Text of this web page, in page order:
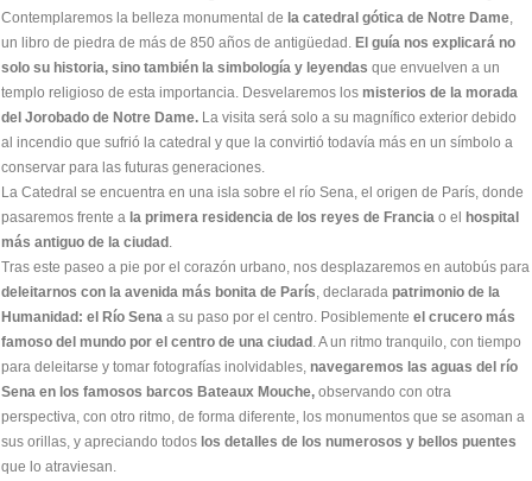
Contemplaremos la belleza monumental de la catedral gótica de Notre Dame,
un libro de piedra de más de 850 años de antigüedad. El guía nos explicará no
solo su historia, sino también la simbología y leyendas que envuelven a un
templo religioso de esta importancia. Desvelaremos los misterios de la morada
del Jorobado de Notre Dame. La visita será solo a su magnífico exterior debido
al incendio que sufrió la catedral y que la convirtió todavía más en un símbolo a
conservar para las futuras generaciones.
La Catedral se encuentra en una isla sobre el río Sena, el origen de París, donde
pasaremos frente a la primera residencia de los reyes de Francia o el
hospital
más antiguo de la ciudad .
Tras este paseo a pie por el corazón urbano, nos desplazaremos en autobús para
deleitarnos con la avenida más bonita de París, declarada patrimonio de la
Humanidad: el Río Sena a su paso por el centro. Posiblemente el crucero más
famoso del mundo por el centro de una ciudad . A un ritmo tranquilo, con tiempo
para deleitarse y tomar fotografías inolvidables, navegaremos las aguas del río
Sena en los famosos barcos Bateaux Mouche, observando con otra
perspectiva, con otro ritmo, de forma diferente, los monumentos que se asoman a
sus orillas, y apreciando todos los detalles de los numerosos y bellos puentes
que lo atraviesan.